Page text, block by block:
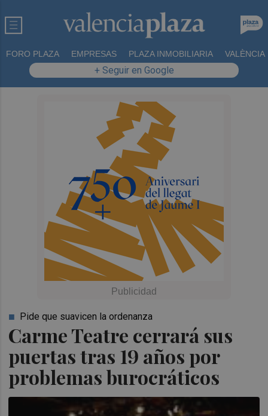
FORO PLAZA EMPRESAS PLAZA INMOBILIARIA VALÈNCIA
+ Seguir en Google
Carme Teatre cerrará sus
puertas tras 19 años por
problemas burocráticos
Pide que suavicen la ordenanza